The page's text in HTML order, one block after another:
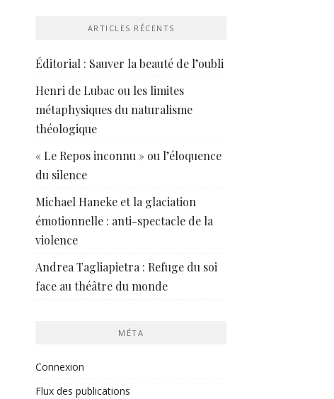
ARTICLES RÉCENTS
Éditorial : Sauver la beauté de l’oubli
Henri de Lubac ou les limites
métaphysiques du naturalisme
théologique
« Le Repos inconnu » ou l’éloquence
du silence
Michael Haneke et la glaciation
émotionnelle : anti-spectacle de la
violence
Andrea Tagliapietra : Refuge du soi
face au théâtre du monde
MÉTA
Connexion
Flux des publications